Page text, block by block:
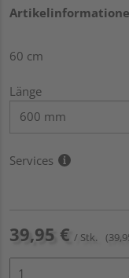
60 cm
Länge
Services
39,95 € / Stk.